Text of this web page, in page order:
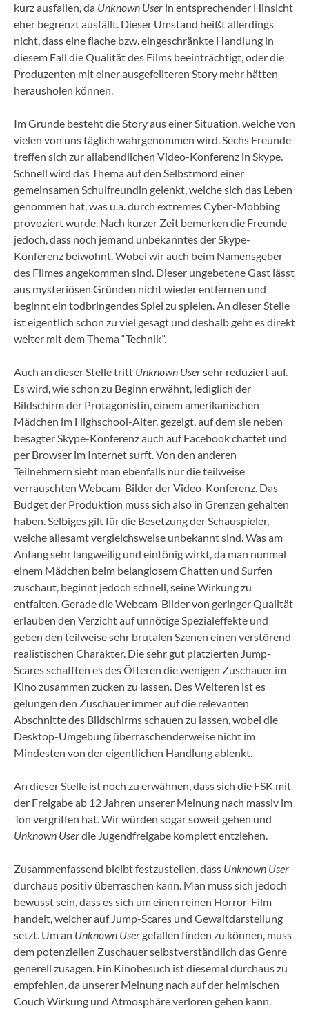
kurz ausfallen, da Unknown User in entsprechender Hinsicht
eher begrenzt ausfällt. Dieser Umstand heißt allerdings
nicht, dass eine flache bzw. eingeschränkte Handlung in
diesem Fall die Qualität des Films beeinträchtigt, oder die
Produzenten mit einer ausgefeilteren Story mehr hätten
herausholen können.
Im Grunde besteht die Story aus einer Situation, welche von
vielen von uns täglich wahrgenommen wird. Sechs Freunde
treffen sich zur allabendlichen Video-Konferenz in Skype.
Schnell wird das Thema auf den Selbstmord einer
gemeinsamen Schulfreundin gelenkt, welche sich das Leben
genommen hat, was u.a. durch extremes Cyber-Mobbing
provoziert wurde. Nach kurzer Zeit bemerken die Freunde
jedoch, dass noch jemand unbekanntes der Skype-
Konferenz beiwohnt. Wobei wir auch beim Namensgeber
des Filmes angekommen sind. Dieser ungebetene Gast lässt
aus mysteriösen Gründen nicht wieder entfernen und
beginnt ein todbringendes Spiel zu spielen. An dieser Stelle
ist eigentlich schon zu viel gesagt und deshalb geht es direkt
weiter mit dem Thema “Technik”.
Auch an dieser Stelle tritt Unknown Usersehr reduziert auf.
Es wird, wie schon zu Beginn erwähnt, lediglich der
Bildschirm der Protagonistin, einem amerikanischen
Mädchen im Highschool-Alter, gezeigt, auf dem sie neben
besagter Skype-Konferenz auch auf Facebook chattet und
per Browser im Internet surft. Von den anderen
Teilnehmern sieht man ebenfalls nur die teilweise
verrauschten Webcam-Bilder der Video-Konferenz. Das
Budget der Produktion muss sich also in Grenzen gehalten
haben. Selbiges gilt für die Besetzung der Schauspieler,
welche allesamt vergleichsweise unbekannt sind. Was am
Anfang sehr langweilig und eintönig wirkt, da man nunmal
einem Mädchen beim belanglosem Chatten und Surfen
zuschaut, beginnt jedoch schnell, seine Wirkung zu
entfalten. Gerade die Webcam-Bilder von geringer Qualität
erlauben den Verzicht auf unnötige Spezialeffekte und
geben den teilweise sehr brutalen Szenen einen verstörend
realistischen Charakter. Die sehr gut platzierten Jump-
Scares schafften es des Öfteren die wenigen Zuschauer im
Kino zusammen zucken zu lassen. Des Weiteren ist es
gelungen den Zuschauer immer auf die relevanten
Abschnitte des Bildschirms schauen zu lassen, wobei die
Desktop-Umgebung überraschenderweise nicht im
Mindesten von der eigentlichen Handlung ablenkt.
An dieser Stelle ist noch zu erwähnen, dass sich die FSK mit
der Freigabe ab 12 Jahren unserer Meinung nach massiv im
Ton vergriffen hat. Wir würden sogar soweit gehen und
Unknown Userdie Jugendfreigabe komplett entziehen.
Zusammenfassend bleibt festzustellen, dass Unknown User
durchaus positiv überraschen kann. Man muss sich jedoch
bewusst sein, dass es sich um einen reinen Horror-Film
handelt, welcher auf Jump-Scares und Gewaltdarstellung
setzt. Um an Unknown Usergefallen finden zu können, muss
dem potenziellen Zuschauer selbstverständlich das Genre
generell zusagen. Ein Kinobesuch ist diesemal durchaus zu
empfehlen, da unserer Meinung nach auf der heimischen
Couch Wirkung und Atmosphäre verloren gehen kann.